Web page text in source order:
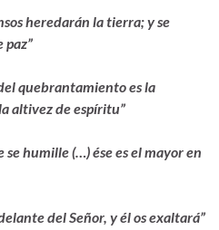
heredarán la tierra; y se
paz”
quebrantamiento es la
altivez de espíritu”
humille (…) ése es el mayor en
del Señor, y él os exaltará”